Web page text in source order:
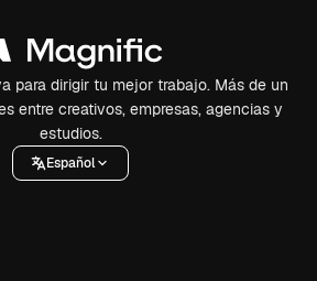
para dirigir tu mejor trabajo. Más de un
entre creativos, empresas, agencias y
estudios.
Español